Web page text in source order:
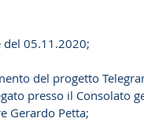
05.11.2020;
del progetto
presso il Consolato
Gerardo Petta;